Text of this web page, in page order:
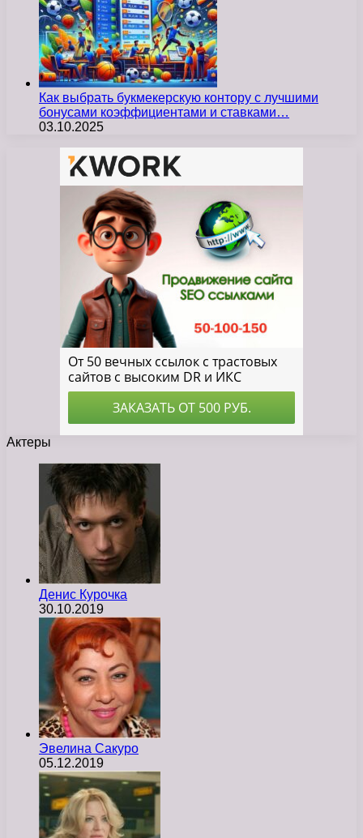
Как выбрать букмекерскую контору с лучшими
бонусами коэффициентами и ставками…
03.10.2025
Актеры
Денис Курочка
30.10.2019
Эвелина Сакуро
05.12.2019